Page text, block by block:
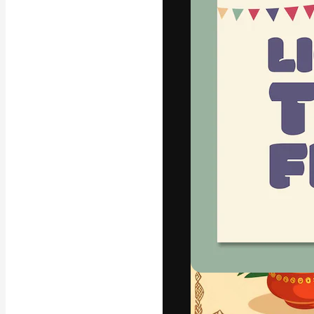
La piattaforma
migliori lavori.
creativi,
Italiano
Copyright ©